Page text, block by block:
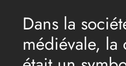
Dans la
médiévale, la